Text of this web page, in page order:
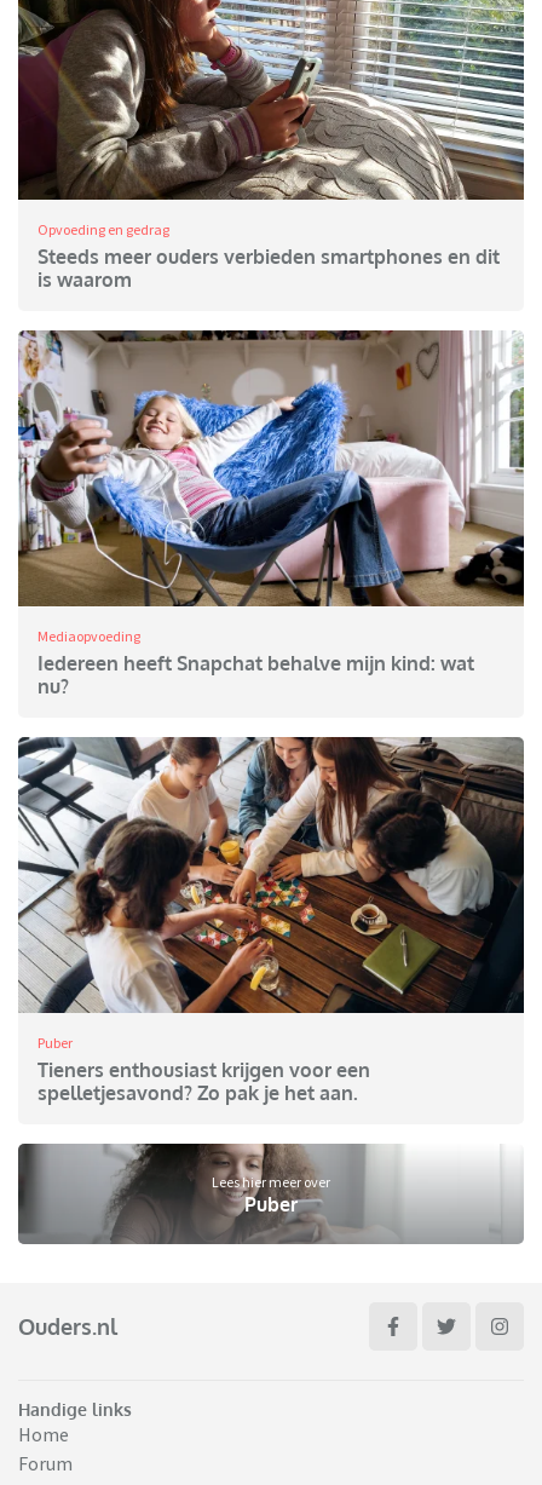
Opvoeding en gedrag
Steeds meer ouders verbieden smartphones en dit
is waarom
Mediaopvoeding
Iedereen heeft Snapchat behalve mijn kind: wat
nu?
Puber
Tieners enthousiast krijgen voor een
spelletjesavond? Zo pak je het aan.
Lees hier meer over
Puber
Ouders.nl
Handige links
Home
Forum